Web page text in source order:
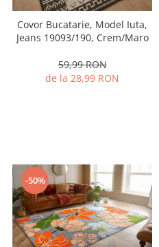
Covor Bucatarie, Model Iuta,
Jeans 19093/190, Crem/Maro
59,99 RON
de la 28,99 RON
-50%